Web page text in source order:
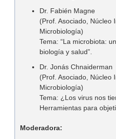
Dr. Fabién Magne
(Prof. Asociado, Núcleo
Microbiología)
Tema: “La microbiota:
biología y salud”.
Dr. Jonás Chnaiderman
(Prof. Asociado, Núcleo
Microbiología)
Tema: ¿Los virus nos
Herramientas para
Moderadora: